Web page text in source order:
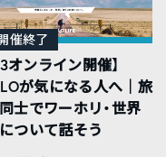
催終了
オンライン開催】
が気になる人へ｜旅
士でワーホリ・世界
ついて話そう